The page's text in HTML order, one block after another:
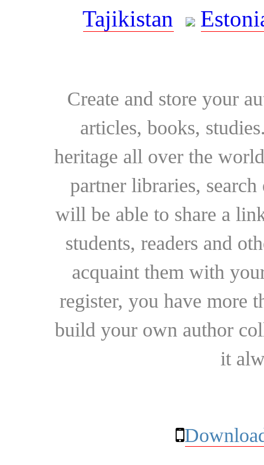
Tajikistan
Create and store your
articles, books,
heritage all over the
partner libraries,
will be able to share a
students, readers and
acquaint them with
register, you have more
build your own author
it